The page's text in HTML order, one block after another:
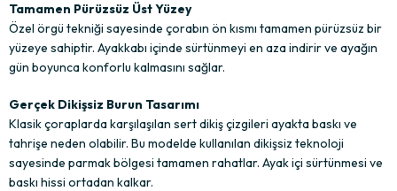
Tamamen Pürüzsüz Üst Yüzey
Özel örgü tekniği sayesinde çorabın ön kısmı tamamen pürüzsüz bir
yüzeye sahiptir. Ayakkabı içinde sürtünmeyi en aza indirir ve ayağın
gün boyunca konforlu kalmasını sağlar.
Gerçek Dikişsiz Burun Tasarımı
Klasik çoraplarda karşılaşılan sert dikiş çizgileri ayakta baskı ve
tahrişe neden olabilir. Bu modelde kullanılan dikişsiz teknoloji
sayesinde parmak bölgesi tamamen rahatlar. Ayak içi sürtünmesi ve
baskı hissi ortadan kalkar.